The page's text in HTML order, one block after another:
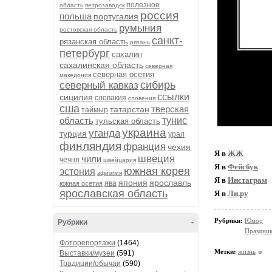
область петрозаводск полезное
польша португалия россия
ростовская область румыния
рязанская область рязань санкт-
петербург сахалин
сахалинская область северная
македония северная осетия
северный кавказ сибирь
сицилия словакия словения ссылки
сша таймыр татарстан тверская
область тульская область тунис
турция угандаукраина урал
финляндия франция чехия
чечня чили швейцария швеция
эстония эфиопия южная корея
южная осетия ява япония ярославль
ярославская область
-
Рубрики
Фоторепортажи (1464)
Выставки/музеи (591)
Традиции/обычаи (590)
Я в ЖЖ
Я в Фейсбук
Я в Инстаграм
Я в Ли.ру
Рубрики: Юмор
Метки: жизнь